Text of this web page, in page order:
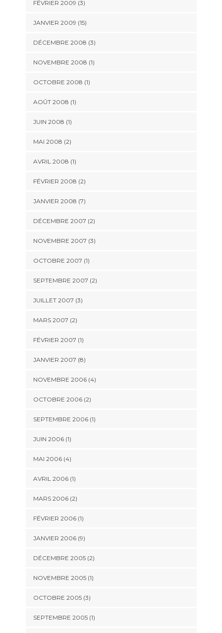
FÉVRIER 2009 (3)
JANVIER 2009 (15)
DÉCEMBRE 2008 (3)
NOVEMBRE 2008 (1)
OCTOBRE 2008 (1)
AOÛT 2008 (1)
JUIN 2008 (1)
MAI 2008 (2)
AVRIL 2008 (1)
FÉVRIER 2008 (2)
JANVIER 2008 (7)
DÉCEMBRE 2007 (2)
NOVEMBRE 2007 (3)
OCTOBRE 2007 (1)
SEPTEMBRE 2007 (2)
JUILLET 2007 (3)
MARS 2007 (2)
FÉVRIER 2007 (1)
JANVIER 2007 (8)
NOVEMBRE 2006 (4)
OCTOBRE 2006 (2)
SEPTEMBRE 2006 (1)
JUIN 2006 (1)
MAI 2006 (4)
AVRIL 2006 (1)
MARS 2006 (2)
FÉVRIER 2006 (1)
JANVIER 2006 (9)
DÉCEMBRE 2005 (2)
NOVEMBRE 2005 (1)
OCTOBRE 2005 (3)
SEPTEMBRE 2005 (1)